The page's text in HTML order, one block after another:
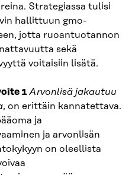
Strategiassa tulisi
hallittuun gmo-
jotta ruoantuotannon
sekä
voitaisiin lisätä.
1Arvonlisä jakautuu
, on erittäin kannatettava.
ja
ja arvonlisän
on oleellista